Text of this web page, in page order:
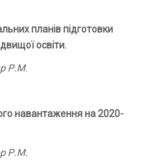
планів підготовки
освіти.
Р.М.
навантаження на 2020-
Р.М.